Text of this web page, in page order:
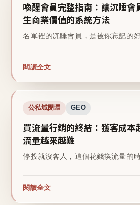
喚醒會員完整指南：讓沉睡會
生商業價值的系統方法
名單裡的沉睡會員，是被你忘記的好
閱讀全文
公私域閉環 GEO
買流量行銷的終結：獲客成本
流量越來越難
停投就沒客人，這個花錢換流量的
閱讀全文